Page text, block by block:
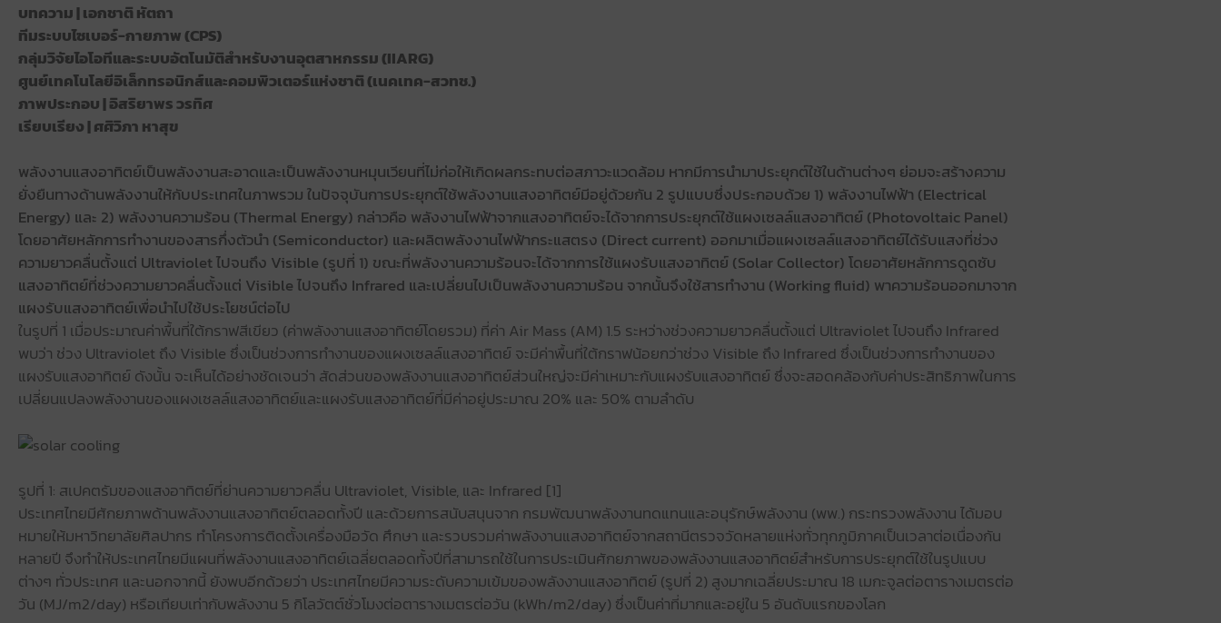
บทความ | เอกชาติ หัตถา
ทีมระบบไซเบอร์-กายภาพ (CPS)
กลุ่มวิจัยไอโอทีและระบบอัตโนมัติสำหรับงานอุตสาหกรรม (IIARG)
ศูนย์เทคโนโลยีอิเล็กทรอนิกส์และคอมพิวเตอร์แห่งชาติ (เนคเทค-สวทช.)
ภาพประกอบ | อิสริยาพร วรทิศ
เรียบเรียง | ศศิวิภา หาสุข
พลังงานแสงอาทิตย์เป็นพลังงานสะอาดและเป็นพลังงานหมุนเวียนที่ไม่ก่อให้เกิดผลกระทบต่อสภาวะแวดล้อม หากมีการนำมาประยุกต์ใช้ในด้านต่างๆ ย่อมจะสร้างความ
ยั่งยืนทางด้านพลังงานให้กับประเทศในภาพรวม ในปัจจุบันการประยุกต์ใช้พลังงานแสงอาทิตย์มีอยู่ด้วยกัน 2 รูปแบบซึ่งประกอบด้วย 1) พลังงานไฟฟ้า (Electrical
Energy) และ 2) พลังงานความร้อน (Thermal Energy) กล่าวคือ พลังงานไฟฟ้าจากแสงอาทิตย์จะได้จากการประยุกต์ใช้แผงเซลล์แสงอาทิตย์ (Photovoltaic Panel)
โดยอาศัยหลักการทำงานของสารกึ่งตัวนำ (Semiconductor) และผลิตพลังงานไฟฟ้ากระแสตรง (Direct current) ออกมาเมื่อแผงเซลล์แสงอาทิตย์ได้รับแสงที่ช่วง
ความยาวคลื่นตั้งแต่ Ultraviolet ไปจนถึง Visible (รูปที่ 1) ขณะที่พลังงานความร้อนจะได้จากการใช้แผงรับแสงอาทิตย์ (Solar Collector) โดยอาศัยหลักการดูดซับ
แสงอาทิตย์ที่ช่วงความยาวคลื่นตั้งแต่ Visible ไปจนถึง Infrared และเปลี่ยนไปเป็นพลังงานความร้อน จากนั้นจึงใช้สารทำงาน (Working fluid) พาความร้อนออกมาจาก
แผงรับแสงอาทิตย์เพื่อนำไปใช้ประโยชน์ต่อไป
ในรูปที่ 1 เมื่อประมาณค่าพื้นที่ใต้กราฟสีเขียว (ค่าพลังงานแสงอาทิตย์โดยรวม) ที่ค่า Air Mass (AM) 1.5 ระหว่างช่วงความยาวคลื่นตั้งแต่ Ultraviolet ไปจนถึง Infrared
พบว่า ช่วง Ultraviolet ถึง Visible ซึ่งเป็นช่วงการทำงานของแผงเซลล์แสงอาทิตย์ จะมีค่าพื้นที่ใต้กราฟน้อยกว่าช่วง Visible ถึง Infrared ซึ่งเป็นช่วงการทำงานของ
แผงรับแสงอาทิตย์ ดังนั้น จะเห็นได้อย่างชัดเจนว่า สัดส่วนของพลังงานแสงอาทิตย์ส่วนใหญ่จะมีค่าเหมาะกับแผงรับแสงอาทิตย์ ซึ่งจะสอดคล้องกับค่าประสิทธิภาพในการ
เปลี่ยนแปลงพลังงานของแผงเซลล์แสงอาทิตย์และแผงรับแสงอาทิตย์ที่มีค่าอยู่ประมาณ 20% และ 50% ตามลำดับ
รูปที่ 1: สเปคตรัมของแสงอาทิตย์ที่ย่านความยาวคลื่น Ultraviolet, Visible, และ Infrared [1]
ประเทศไทยมีศักยภาพด้านพลังงานแสงอาทิตย์ตลอดทั้งปี และด้วยการสนับสนุนจาก กรมพัฒนาพลังงานทดแทนและอนุรักษ์พลังงาน (พพ.) กระทรวงพลังงาน ได้มอบ
หมายให้มหาวิทยาลัยศิลปากร ทำโครงการติดตั้งเครื่องมือวัด ศึกษา และรวบรวมค่าพลังงานแสงอาทิตย์จากสถานีตรวจวัดหลายแห่งทั่วทุกภูมิภาคเป็นเวลาต่อเนื่องกัน
หลายปี จึงทำให้ประเทศไทยมีแผนที่พลังงานแสงอาทิตย์เฉลี่ยตลอดทั้งปีที่สามารถใช้ในการประเมินศักยภาพของพลังงานแสงอาทิตย์สำหรับการประยุกต์ใช้ในรูปแบบ
ต่างๆ ทั่วประเทศ และนอกจากนี้ ยังพบอีกด้วยว่า ประเทศไทยมีความระดับความเข้มของพลังงานแสงอาทิตย์ (รูปที่ 2) สูงมากเฉลี่ยประมาณ 18 เมกะจูลต่อตารางเมตรต่อ
วัน (MJ/m2/day) หรือเทียบเท่ากับพลังงาน 5 กิโลวัตต์ชั่วโมงต่อตารางเมตรต่อวัน (kWh/m2/day) ซึ่งเป็นค่าที่มากและอยู่ใน 5 อันดับแรกของโลก